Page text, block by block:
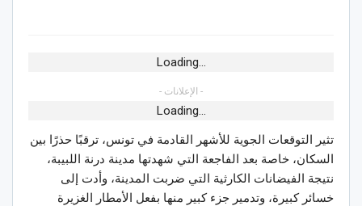
Loading...
- الإعلانات -
Loading...
تثير التوقعات الجوية للأشهر القادمة في تونس، ترقبًا حذرًا بين
السكان، خاصة بعد الفاجعة التي شهدتها مدينة درنة اللبيبة،
نتيجة الفيضانات الكارثية التي ضربت المدينة، وأدت إلى
خسائر كبيرة، وتدمير جزء كبير منها بفعل الأمطار الغزيرة